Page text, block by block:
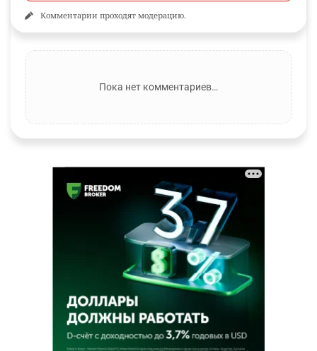
Комментарии проходят модерацию.
Пока нет комментариев…